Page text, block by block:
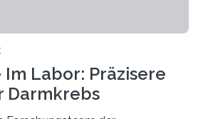
Im Labor: Präzisere
Darmkrebs